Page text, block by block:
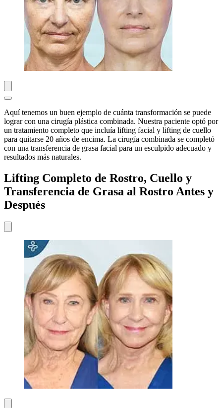
Aquí tenemos un buen ejemplo de cuánta transformación se puede
lograr con una cirugía plástica combinada. Nuestra paciente optó por
un tratamiento completo que incluía lifting facial y lifting de cuello
para quitarse 20 años de encima. La cirugía combinada se completó
con una transferencia de grasa facial para un esculpido adecuado y
resultados más naturales.
Lifting Completo de Rostro, Cuello y
Transferencia de Grasa al Rostro Antes y
Después